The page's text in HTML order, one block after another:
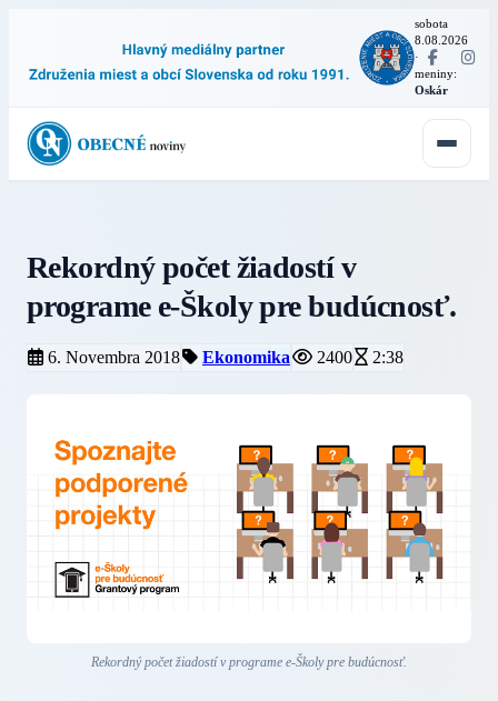
sobota
8.08.2026
·
meniny:
Oskár
Rekordný počet žiadostí v
programe e-Školy pre budúcnosť.
6. Novembra 2018 Ekonomika 2400 2:38
Rekordný počet žiadostí v programe e-Školy pre budúcnosť.